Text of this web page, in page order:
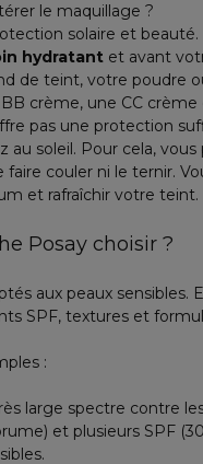
le maquillage ?
solaire et beauté.
hydratant et avant
de teint, votre poudre
crème, une CC
pas une protection
soleil. Pour cela,
couler ni le ternir.
et rafraîchir votre teint.
Posay choisir ?
aux peaux sensibles.
SPF, textures et
:
large spectre contre
et plusieurs SPF